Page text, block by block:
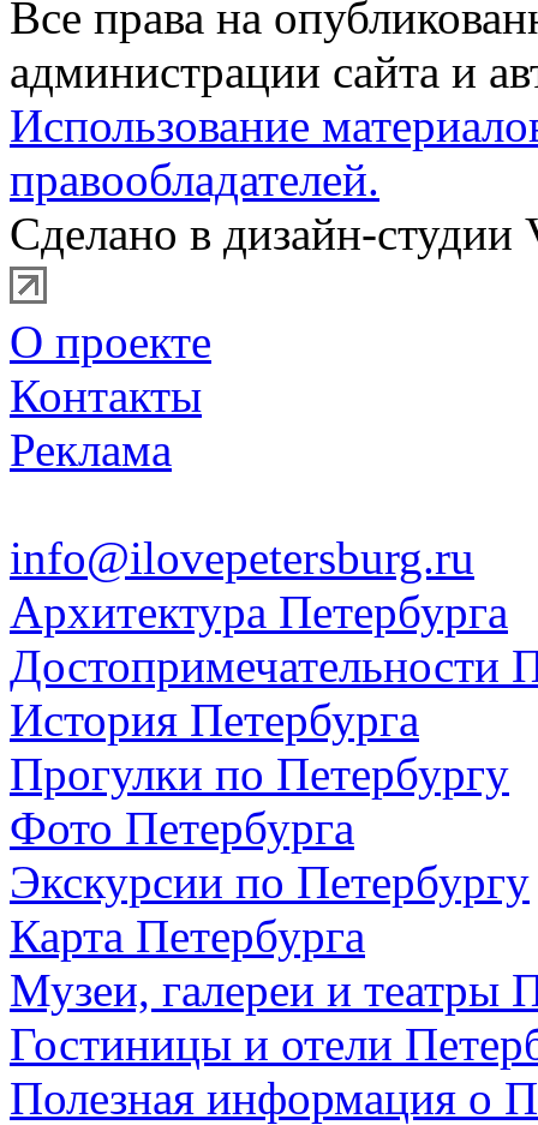
Все права на
администрации сайта и
Использование
правообладателей.
Сделано в дизайн-студии
О проекте
Контакты
Реклама
info@ilovepetersburg.ru
Архитектура Петербурга
Достопримечательности
История Петербурга
Прогулки по Петербургу
Фото Петербурга
Экскурсии по Петербургу
Карта Петербурга
Музеи, галереи и театры
Гостиницы и отели
Полезная информация о